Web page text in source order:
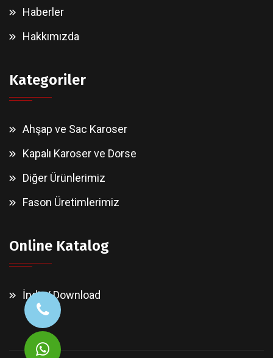
Haberler
Hakkımızda
Kategoriler
Ahşap ve Sac Karoser
Kapalı Karoser ve Dorse
Diğer Ürünlerimiz
Fason Üretimlerimiz
Online Katalog
İndir / Download